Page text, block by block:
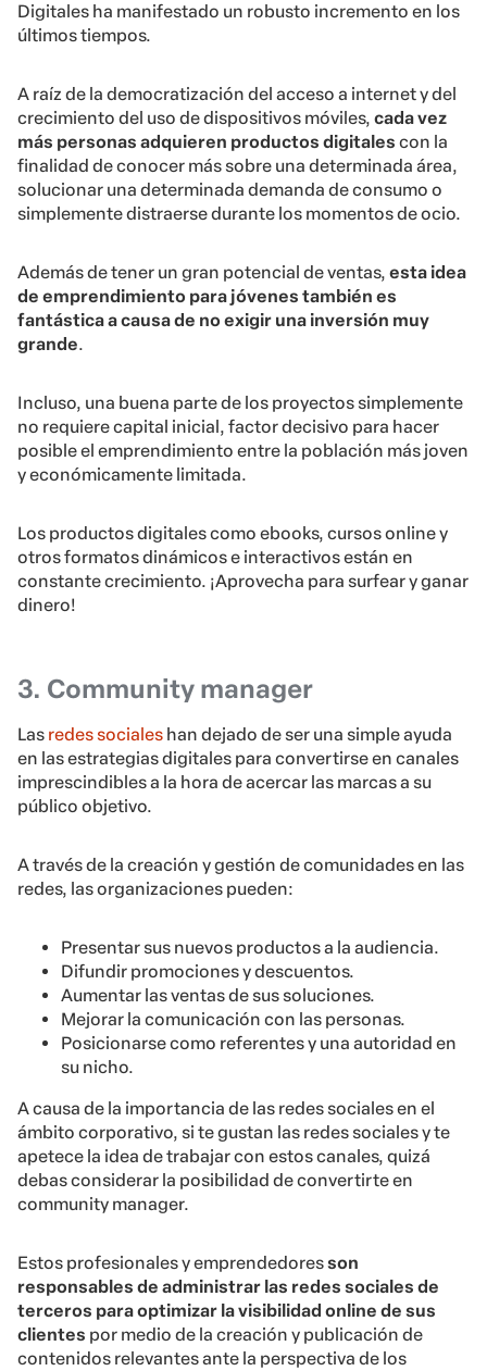
Digitales ha manifestado un robusto incremento en los
últimos tiempos.
A raíz de la democratización del acceso a internet y del
crecimiento del uso de dispositivos móviles, cada vez
más personas adquieren productos digitales con la
finalidad de conocer más sobre una determinada área,
solucionar una determinada demanda de consumo o
simplemente distraerse durante los momentos de ocio.
Además de tener un gran potencial de ventas, esta idea
de emprendimiento para jóvenes también es
fantástica a causa de no exigir una inversión muy
grande.
Incluso, una buena parte de los proyectos simplemente
no requiere capital inicial, factor decisivo para hacer
posible el emprendimiento entre la población más joven
y económicamente limitada.
Los productos digitales como ebooks, cursos online y
otros formatos dinámicos e interactivos están en
constante crecimiento. ¡Aprovecha para surfear y ganar
dinero!
3. Community manager
Las redes sociales han dejado de ser una simple ayuda
en las estrategias digitales para convertirse en canales
imprescindibles a la hora de acercar las marcas a su
público objetivo.
A través de la creación y gestión de comunidades en las
redes, las organizaciones pueden:
Presentar sus nuevos productos a la audiencia.
Difundir promociones y descuentos.
Aumentar las ventas de sus soluciones.
Mejorar la comunicación con las personas.
Posicionarse como referentes y una autoridad en
su nicho.
A causa de la importancia de las redes sociales en el
ámbito corporativo, si te gustan las redes sociales y te
apetece la idea de trabajar con estos canales, quizá
debas considerar la posibilidad de convertirte en
community manager.
Estos profesionales y emprendedoresson
responsables de administrar las redes sociales de
terceros para optimizar la visibilidad online de sus
clientes por medio de la creación y publicación de
contenidos relevantes ante la perspectiva de los